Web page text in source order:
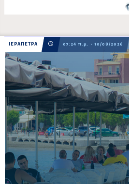
ΙΕΡΑΠΕΤΡΑ 07:24 π.μ. - 10/08/2026